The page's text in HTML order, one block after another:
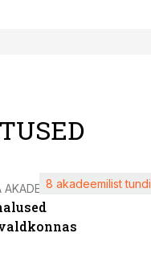
AKADEEMIA8 akadeemilist tundi